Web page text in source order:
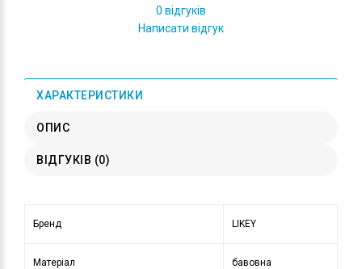
0 відгуків
Написати відгук
ХАРАКТЕРИСТИКИ
ОПИС
ВІДГУКІВ (0)
Бренд LIKEY
Матеріал бавовна